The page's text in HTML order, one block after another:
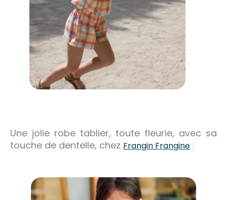
Une jolie robe tablier, toute fleurie, avec sa
touche de dentelle, chez Frangin Frangine :